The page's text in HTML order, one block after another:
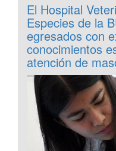
El Hospital
Especies de la
egresados con
conocimientos
atención de